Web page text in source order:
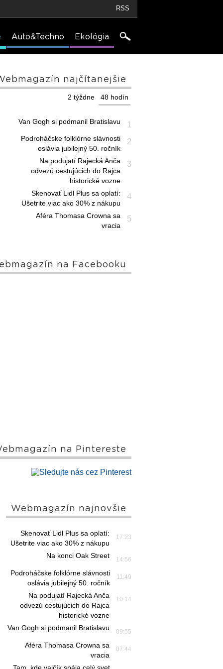
RSS
Auto&Techno Ekológia
najčítanejšie
48 hodín
2 týždne
1
Van Gogh si podmanil Bratislavu
2
Podroháčske folklórne slávnosti
oslávia jubilejný 50. ročník
3
Na podujatí Rajecká Anča
odvezú cestujúcich do Rajca
historické vozne
4
Skenovať Lidl Plus sa oplatí:
Ušetrite viac ako 30% z nákupu
5
Aféra Thomasa Crowna sa
vracia
na Facebooku
na Pintereste
Webmagazín najnovšie
17:23
Skenovať Lidl Plus sa oplatí:
Ušetrite viac ako 30% z nákupu
14:56
Na konci Oak Street
11:49
Podroháčske folklórne slávnosti
oslávia jubilejný 50. ročník
10:14
Na podujatí Rajecká Anča
odvezú cestujúcich do Rajca
historické vozne
09:55
Van Gogh si podmanil Bratislavu
07:44
Aféra Thomasa Crowna sa
vracia